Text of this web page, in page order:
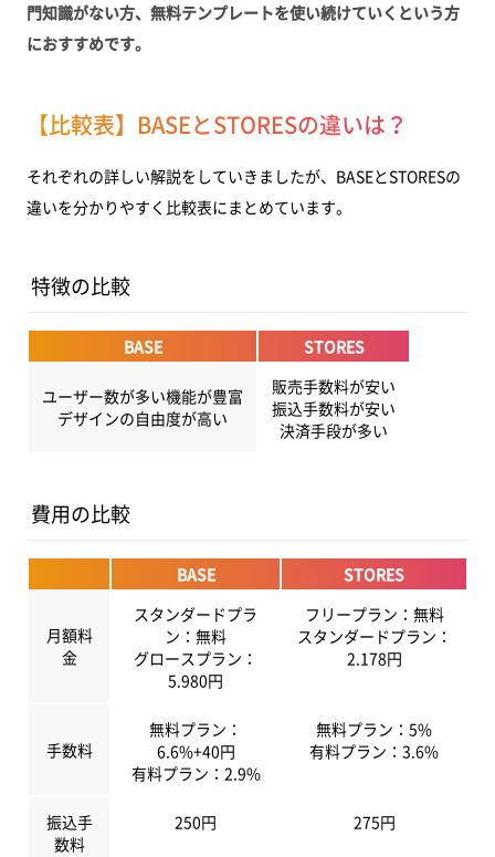
門知識がない方、無料テンプレートを使い続けていくという方
におすすめです。
【比較表】BASEとSTORESの違いは？
それぞれの詳しい解説をしていきましたが、BASEとSTORESの
違いを分かりやすく比較表にまとめています。
特徴の比較
BASE STORES
ユーザー数が多い機能が豊富
デザインの自由度が高い
販売手数料が安い
振込手数料が安い
決済手段が多い
費用の比較
BASE STORES
月額料
金
スタンダードプラ
ン：無料
グロースプラン：
5.980円
フリープラン：無料
スタンダードプラン：
2.178円
手数料
無料プラン：
6.6%+40円
有料プラン：2.9%
無料プラン：5%
有料プラン：3.6%
振込手
数料
250円 275円